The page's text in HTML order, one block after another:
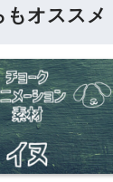
もオススメ